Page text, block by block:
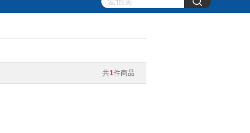
共1件商品